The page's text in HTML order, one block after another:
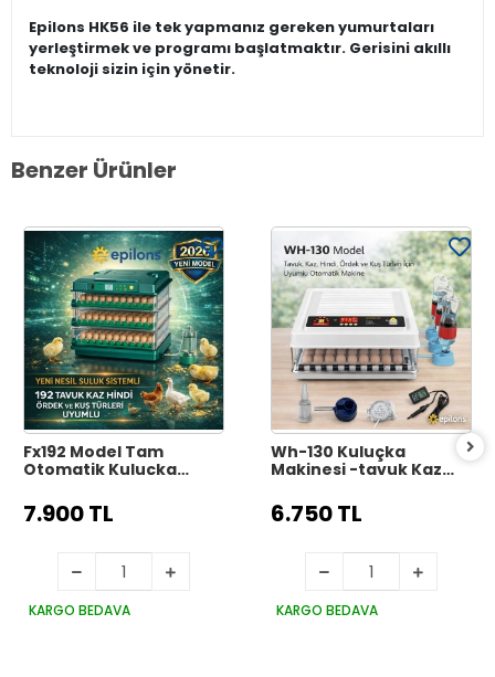
Epilons HK56 ile tek yapmanız gereken yumurtaları
yerleştirmek ve programı başlatmaktır. Gerisini akıllı
teknoloji sizin için yönetir.
Benzer Ürünler
Fx192 Model Tam
Otomatik Kuluçka
Hayvanlara Uyumlu
Yeni Nesil Su Hazneli
7.900 TL
KARGO BEDAVA
Wh-130 Kuluçka
Makinesi -tavuk Kaz
Türleri Uyumlu Yedek
Motor Hediyeli
6.750 TL
KARGO BEDAVA